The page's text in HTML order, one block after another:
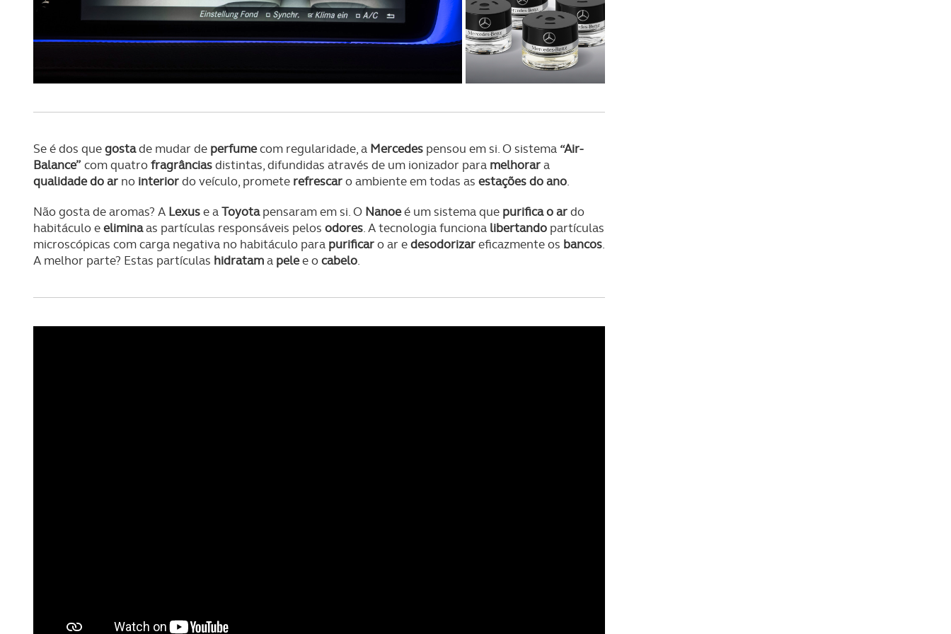
Consulte a política de cookies do site.
Se é dos quegostade mudar de perfumecom regularidade, a Mercedes pensou em si. O sistema “Air-
Balance” com quatrofragrânciasdistintas, difundidas através de um ionizador para melhorara
qualidade do ar no interiordo veículo, promete refrescaro ambiente em todas as estações do ano.
Não gosta de aromas? A Lexuse aToyotapensaram em si. O Nanoeé um sistema que purifica o ardo
habitáculo eeliminaas partículas responsáveis pelos odores. A tecnologia funciona libertando partículas
microscópicas com carga negativa no habitáculo para purificaro ar edesodorizareficazmente os bancos.
A melhor parte? Estas partículas hidratama pelee ocabelo.